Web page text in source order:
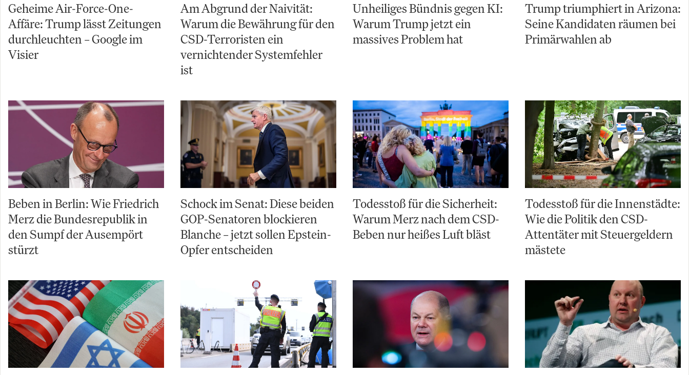
Geheime Air-Force-One-
Affäre: Trump lässt Zeitungen
durchleuchten – Google im
Visier
Am Abgrund der Naivität:
Warum die Bewährung für den
CSD-Terroristen ein
vernichtender Systemfehler
ist
Unheiliges Bündnis gegen KI:
Warum Trump jetzt ein
massives Problem hat
Trump triumphiert in Arizona:
Seine Kandidaten räumen bei
Primärwahlen ab
Beben in Berlin: Wie Friedrich
Merz die Bundesrepublik in
den Sumpf der Ausempört
stürzt
Schock im Senat: Diese beiden
GOP-Senatoren blockieren
Blanche – jetzt sollen Epstein-
Opfer entscheiden
Todesstoß für die Sicherheit:
Warum Merz nach dem CSD-
Beben nur heißes Luft bläst
Todesstoß für die Innenstädte:
Wie die Politik den CSD-
Attentäter mit Steuergeldern
mästete